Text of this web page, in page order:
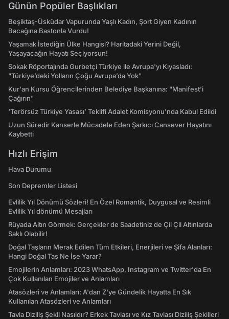
Günün Popüler Başlıkları
Beşiktaş-Üsküdar Vapurunda Yaşlı Kadın, Şort Giyen Kadının
Bacağına Bastonla Vurdu!
Yaşamak İstediğin Ülke Hangisi? Haritadaki Yerini Değil,
Yaşayacağın Hayatı Seçiyorsun!
Sokak Röportajında Gurbetçi Türkiye ile Avrupa'yı Kıyasladı:
"Türkiye’deki Yolların Çoğu Avrupa’da Yok"
Kur'an Kursu Öğrencilerinden Belediye Başkanına: "Manifest’i
Çağırın"
‘Terörsüz Türkiye Yasası’ Teklifi Adalet Komisyonu'nda Kabul Edildi
Uzun Süredir Kanserle Mücadele Eden Şarkıcı Cansever Hayatını
Kaybetti
Hızlı Erişim
Hava Durumu
Son Depremler Listesi
Evlilik Yıl Dönümü Sözleri! En Özel Romantik, Duygusal ve Resimli
Evlilik Yıl dönümü Mesajları
Rüyada Altın Görmek: Gerçekler de Saadetiniz de Çil Çil Altınlarda
Saklı Olabilir!
Doğal Taşların Merak Edilen Tüm Etkileri, Enerjileri ve Şifa Alanları:
Hangi Doğal Taş Ne İşe Yarar?
Emojilerin Anlamları: 2023 WhatsApp, Instagram ve Twitter'da En
Çok Kullanılan Emojiler ve Anlamları
Atasözleri ve Anlamları: A'dan Z'ye Gündelik Hayatta En Sık
Kullanılan Atasözleri ve Anlamları
Tavla Diziliş Şekli Nasıldır? Erkek Tavlası ve Kız Tavlası Diziliş Şekilleri